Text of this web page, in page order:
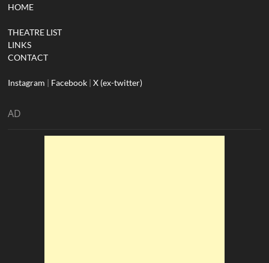
HOME
THEATRE LIST
LINKS
CONTACT
Instagram | Facebook |X (ex-twitter)
AD